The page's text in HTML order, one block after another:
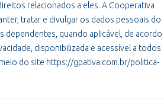
relacionados a eles. A Cooperativa
tratar e divulgar os dados pessoais do
dependentes, quando aplicável, de acordo
disponibilizada e acessível a todos
do site https://gpativa.com.br/politica-